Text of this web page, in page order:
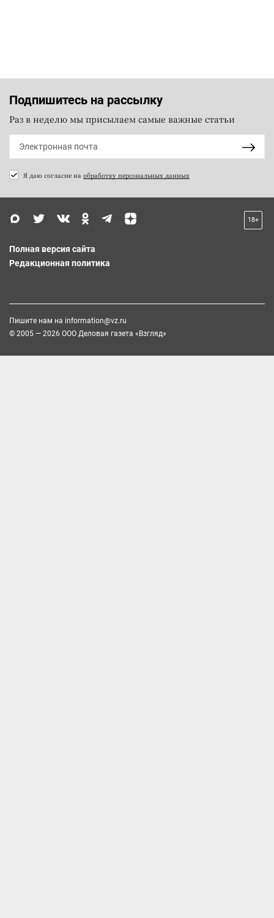
Подпишитесь на рассылку
Раз в неделю мы присылаем самые важные статьи
Я даю согласие на обработку персональных данных
18+
Полная версия сайта
Редакционная политика
Пишите нам на information@vz.ru
© 2005 — 2026 ООО Деловая газета «Взгляд»